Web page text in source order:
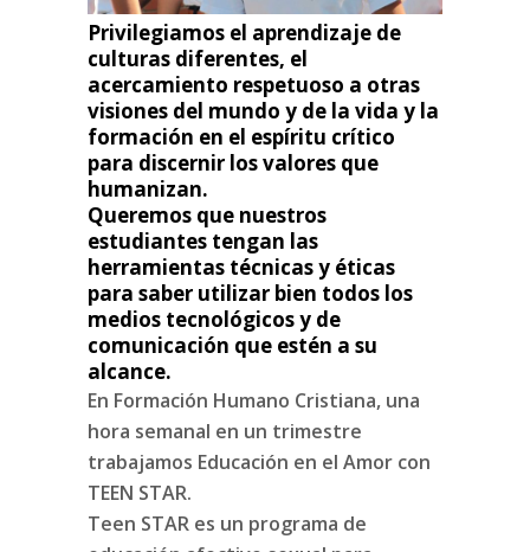
Privilegiamos el aprendizaje de
culturas diferentes, el
acercamiento respetuoso a otras
visiones del mundo y de la vida y la
formación en el espíritu crítico
para discernir los valores que
humanizan.
Queremos que nuestros
estudiantes tengan las
herramientas técnicas y éticas
para saber utilizar bien todos los
medios tecnológicos y de
comunicación que estén a su
alcance.
En Formación Humano Cristiana, una
hora semanal en un trimestre
trabajamos Educación en el Amor con
TEEN STAR.
Teen STAR es un programa de